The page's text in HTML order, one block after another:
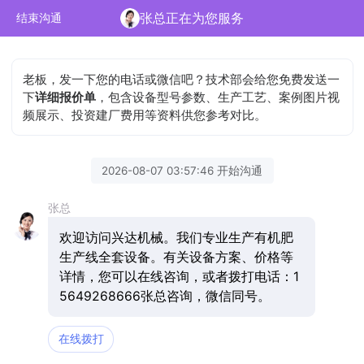
结束沟通 张总正在为您服务
老板，发一下您的电话或微信吧？技术部会给您免费发送一
下详细报价单 ，包含设备型号参数、生产工艺、案例图片视
频展示、投资建厂费用等资料供您参考对比。
2026-08-07 03:57:46 开始沟通
张总
欢迎访问兴达机械。我们专业生产有机肥
生产线全套设备。有关设备方案、价格等
详情，您可以在线咨询，或者拨打电话：1
5649268666张总咨询，微信同号。
在线拨打